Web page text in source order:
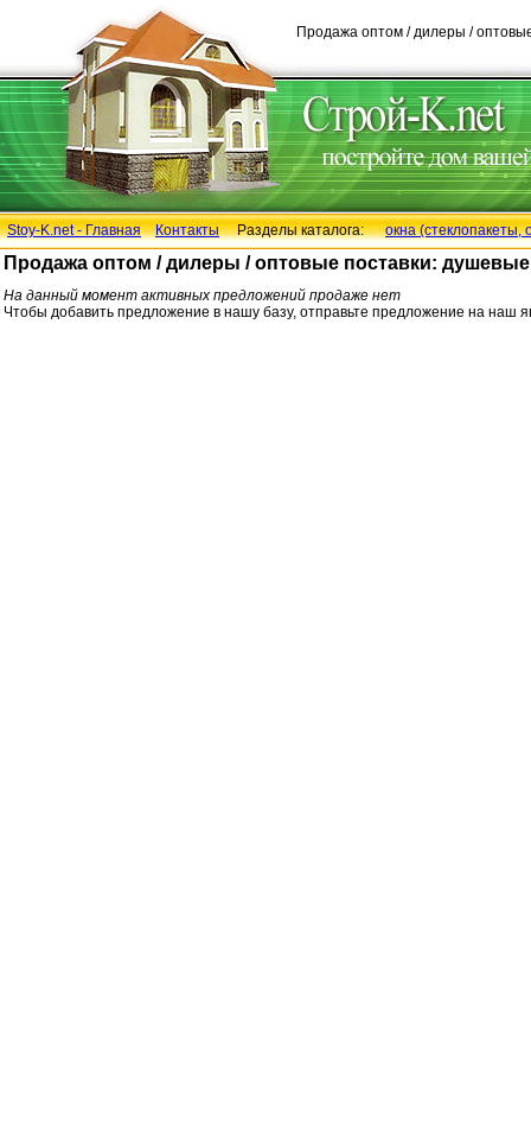
Продажа оптом / дилеры /
Stoy-K.net - Главная КонтактыРазделы каталога:окна (стеклопакеты,
Продажа оптом / дилеры / оптовые поставки:
На данный момент активных предложений продаже нет
Чтобы добавить предложение в нашу базу, отправьте предложение на наш